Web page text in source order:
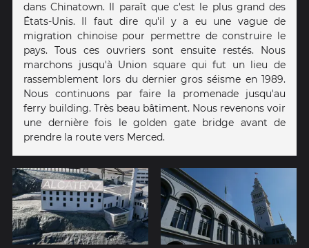
dans Chinatown. Il paraît que c'est le plus grand des
États-Unis. Il faut dire qu'il y a eu une vague de
migration chinoise pour permettre de construire le
pays. Tous ces ouvriers sont ensuite restés. Nous
marchons jusqu'à Union square qui fut un lieu de
rassemblement lors du dernier gros séisme en 1989.
Nous continuons par faire la promenade jusqu'au
ferry building. Très beau bâtiment. Nous revenons voir
une dernière fois le golden gate bridge avant de
prendre la route vers Merced.